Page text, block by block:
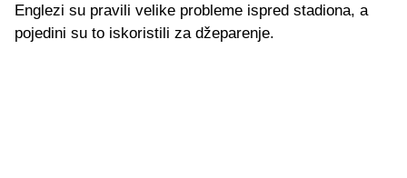
Englezi su pravili velike probleme ispred stadiona, a
pojedini su to iskoristili za džeparenje.